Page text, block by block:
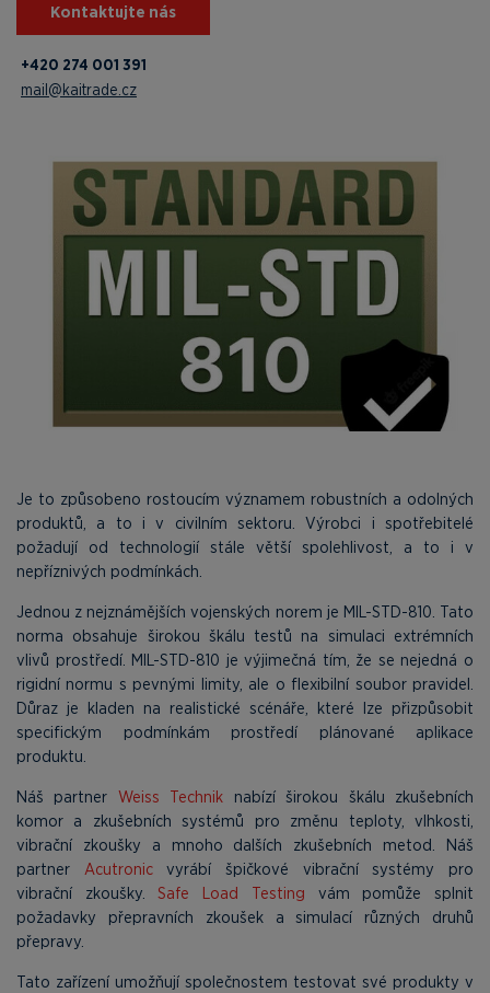
Kontaktujte nás
+420 274 001 391
mail@kaitrade.cz
Je to způsobeno rostoucím významem robustních a odolných
produktů, a to i v civilním sektoru. Výrobci i spotřebitelé
požadují od technologií stále větší spolehlivost, a to i v
nepříznivých podmínkách.
Jednou z nejznámějších vojenských norem je MIL-STD-810. Tato
norma obsahuje širokou škálu testů na simulaci extrémních
vlivů prostředí. MIL-STD-810 je výjimečná tím, že se nejedná o
rigidní normu s pevnými limity, ale o flexibilní soubor pravidel.
Důraz je kladen na realistické scénáře, které lze přizpůsobit
specifickým podmínkám prostředí plánované aplikace
produktu.
Náš partner Weiss Technik nabízí širokou škálu zkušebních
komor a zkušebních systémů pro změnu teploty, vlhkosti,
vibrační zkoušky a mnoho dalších zkušebních metod. Náš
partner Acutronicvyrábí špičkové vibrační systémy pro
vibrační zkoušky.Safe Load Testing vám pomůže splnit
požadavky přepravních zkoušek a simulací různých druhů
přepravy.
Tato zařízení umožňují společnostem testovat své produkty v